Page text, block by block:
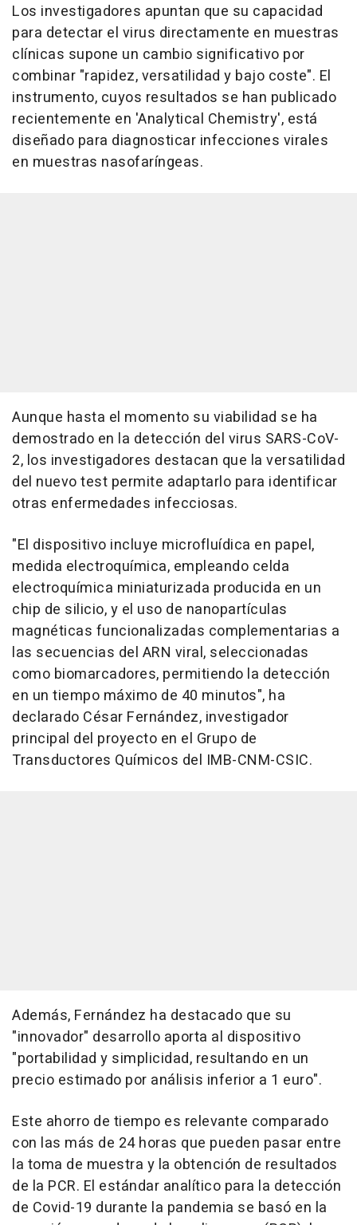
Los investigadores apuntan que su capacidad
para detectar el virus directamente en muestras
clínicas supone un cambio significativo por
combinar "rapidez, versatilidad y bajo coste". El
instrumento, cuyos resultados se han publicado
recientemente en 'Analytical Chemistry', está
diseñado para diagnosticar infecciones virales
en muestras nasofaríngeas.
Aunque hasta el momento su viabilidad se ha
demostrado en la detección del virus SARS-CoV-
2, los investigadores destacan que la versatilidad
del nuevo test permite adaptarlo para identificar
otras enfermedades infecciosas.
"El dispositivo incluye microfluídica en papel,
medida electroquímica, empleando celda
electroquímica miniaturizada producida en un
chip de silicio, y el uso de nanopartículas
magnéticas funcionalizadas complementarias a
las secuencias del ARN viral, seleccionadas
como biomarcadores, permitiendo la detección
en un tiempo máximo de 40 minutos", ha
declarado César Fernández, investigador
principal del proyecto en el Grupo de
Transductores Químicos del IMB-CNM-CSIC.
Además, Fernández ha destacado que su
"innovador" desarrollo aporta al dispositivo
"portabilidad y simplicidad, resultando en un
precio estimado por análisis inferior a 1 euro".
Este ahorro de tiempo es relevante comparado
con las más de 24 horas que pueden pasar entre
la toma de muestra y la obtención de resultados
de la PCR. El estándar analítico para la detección
de Covid-19 durante la pandemia se basó en la